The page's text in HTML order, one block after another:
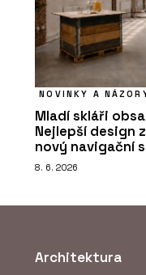
NOVINKY A
Mladí skláři
Nejlepší design
nový navigační
8. 6. 2026
Architektura